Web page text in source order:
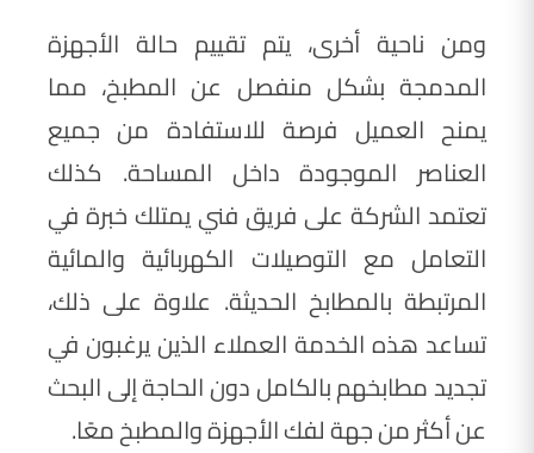
ومن ناحية أخرى، يتم تقييم حالة الأجهزة
المدمجة بشكل منفصل عن المطبخ، مما
يمنح العميل فرصة للاستفادة من جميع
العناصر الموجودة داخل المساحة. كذلك
تعتمد الشركة على فريق فني يمتلك خبرة في
التعامل مع التوصيلات الكهربائية والمائية
المرتبطة بالمطابخ الحديثة. علاوة على ذلك،
تساعد هذه الخدمة العملاء الذين يرغبون في
تجديد مطابخهم بالكامل دون الحاجة إلى البحث
عن أكثر من جهة لفك الأجهزة والمطبخ معًا.